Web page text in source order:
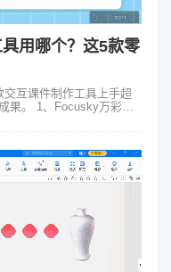
用哪个？这5款零
互课件制作工具上手超
果。 1、Focusky万彩演